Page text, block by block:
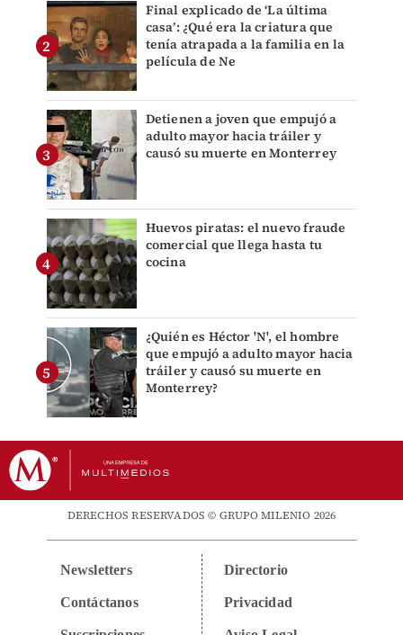
Final explicado de ‘La última
casa’: ¿Qué era la criatura que
tenía atrapada a la familia en la
película de Ne
Detienen a joven que empujó a
adulto mayor hacia tráiler y
causó su muerte en Monterrey
Huevos piratas: el nuevo fraude
comercial que llega hasta tu
cocina
¿Quién es Héctor 'N', el hombre
que empujó a adulto mayor hacia
tráiler y causó su muerte en
Monterrey?
DERECHOS RESERVADOS © GRUPO MILENIO 2026
Newsletters
Contáctanos
Directorio
Privacidad